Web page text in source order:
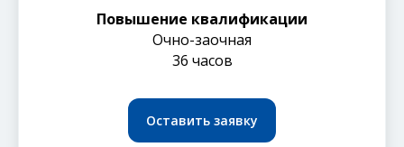
Повышение квалификации
Очно-заочная
36 часов
Оставить заявку